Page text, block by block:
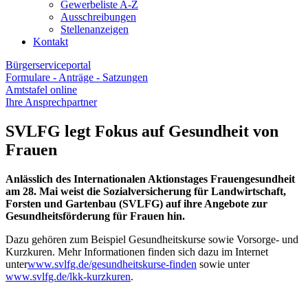
Gewerbeliste A-Z
Ausschreibungen
Stellenanzeigen
Kontakt
Bürgerserviceportal
Formulare - Anträge - Satzungen
Amtstafel online
Ihre Ansprechpartner
SVLFG legt Fokus auf Gesundheit von
Frauen
Anlässlich des Internationalen Aktionstages Frauengesundheit
am 28. Mai weist die Sozialversicherung für Landwirtschaft,
Forsten und Gartenbau (SVLFG) auf ihre Angebote zur
Gesundheitsförderung für Frauen hin.
Dazu gehören zum Beispiel Gesundheitskurse sowie Vorsorge- und
Kurzkuren. Mehr Informationen finden sich dazu im Internet
unterwww.svlfg.de/gesundheitskurse-finden sowie unter
www.svlfg.de/lkk-kurzkuren.